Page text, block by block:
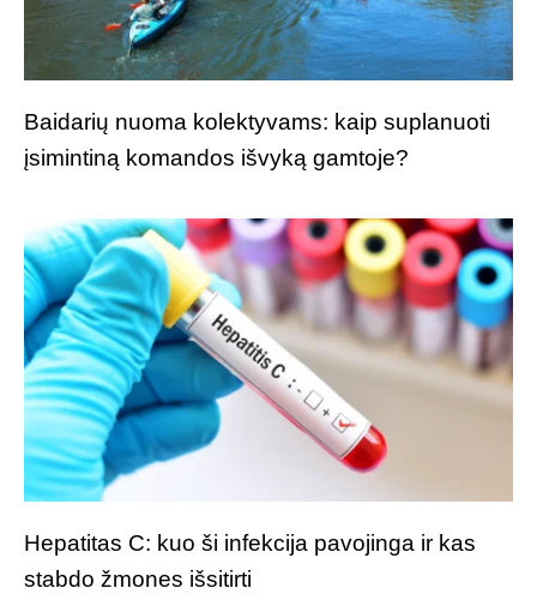
Baidarių nuoma kolektyvams: kaip suplanuoti
įsimintiną komandos išvyką gamtoje?
Hepatitas C: kuo ši infekcija pavojinga ir kas
stabdo žmones išsitirti